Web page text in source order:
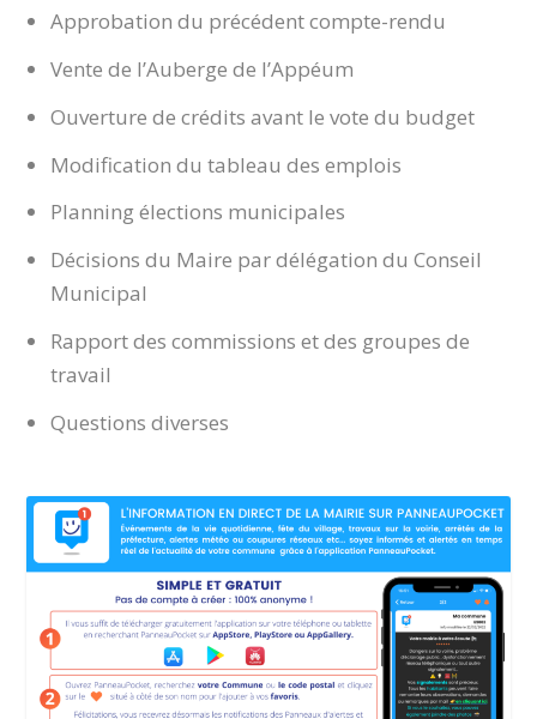
Approbation du précédent compte-rendu
Vente de l’Auberge de l’Appéum
Ouverture de crédits avant le vote du budget
Modification du tableau des emplois
Planning élections municipales
Décisions du Maire par délégation du Conseil
Municipal
Rapport des commissions et des groupes de
travail
Questions diverses